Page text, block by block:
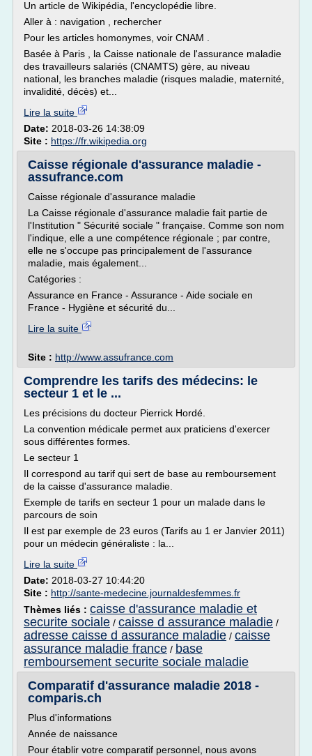
Un article de Wikipédia, l'encyclopédie libre.
Aller à : navigation , rechercher
Pour les articles homonymes, voir CNAM .
Basée à Paris , la Caisse nationale de l'assurance maladie
des travailleurs salariés (CNAMTS) gère, au niveau
national, les branches maladie (risques maladie, maternité,
invalidité, décès) et...
Lire la suite
Date: 2018-03-26 14:38:09
Site : https://fr.wikipedia.org
Caisse régionale d'assurance maladie -
assufrance.com
Caisse régionale d'assurance maladie
La Caisse régionale d'assurance maladie fait partie de
l'Institution " Sécurité sociale " française. Comme son nom
l'indique, elle a une compétence régionale ; par contre,
elle ne s'occupe pas principalement de l'assurance
maladie, mais également...
Catégories :
Assurance en France - Assurance - Aide sociale en
France - Hygiène et sécurité du...
Lire la suite
Site : http://www.assufrance.com
Comprendre les tarifs des médecins: le
secteur 1 et le ...
Les précisions du docteur Pierrick Hordé.
La convention médicale permet aux praticiens d'exercer
sous différentes formes.
Le secteur 1
Il correspond au tarif qui sert de base au remboursement
de la caisse d'assurance maladie.
Exemple de tarifs en secteur 1 pour un malade dans le
parcours de soin
Il est par exemple de 23 euros (Tarifs au 1 er Janvier 2011)
pour un médecin généraliste : la...
Lire la suite
Date: 2018-03-27 10:44:20
Site : http://sante-medecine.journaldesfemmes.fr
Thèmes liés : caisse d'assurance maladie et
securite sociale / caisse d assurance maladie /
adresse caisse d assurance maladie / caisse
assurance maladie france / base
remboursement securite sociale maladie
Comparatif d'assurance maladie 2018 -
comparis.ch
Plus d'informations
Année de naissance
Pour établir votre comparatif personnel, nous avons